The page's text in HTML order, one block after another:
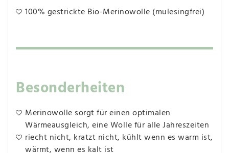
100% gestrickte Bio-Merinowolle (mulesingfrei)
Besonderheiten
Merinowolle sorgt für einen optimalen
Wärmeausgleich, eine Wolle für alle Jahreszeiten
riecht nicht, kratzt nicht, kühlt wenn es warm ist,
wärmt, wenn es kalt ist